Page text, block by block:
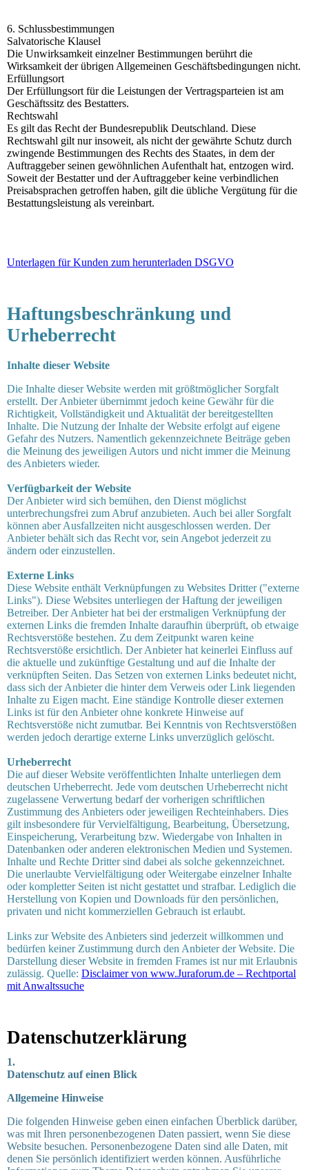
6. Schlussbestimmungen
Salvatorische Klausel
Die Unwirksamkeit einzelner Bestimmungen berührt die
Wirksamkeit der übrigen Allgemeinen Geschäftsbedingungen nicht.
Erfüllungsort
Der Erfüllungsort für die Leistungen der Vertragsparteien ist am
Geschäftssitz des Bestatters.
Rechtswahl
Es gilt das Recht der Bundesrepublik Deutschland. Diese
Rechtswahl gilt nur insoweit, als nicht der gewährte Schutz durch
zwingende Bestimmungen des Rechts des Staates, in dem der
Auftraggeber seinen gewöhnlichen Aufenthalt hat, entzogen wird.
Soweit der Bestatter und der Auftraggeber keine verbindlichen
Preisabsprachen getroffen haben, gilt die übliche Vergütung für die
Bestattungsleistung als vereinbart.
Unterlagen für Kunden zum herunterladen DSGVO
Haftungsbeschränkung und
Urheberrecht
Inhalte dieser Website
Die Inhalte dieser Website werden mit größtmöglicher Sorgfalt
erstellt. Der Anbieter übernimmt jedoch keine Gewähr für die
Richtigkeit, Vollständigkeit und Aktualität der bereitgestellten
Inhalte. Die Nutzung der Inhalte der Website erfolgt auf eigene
Gefahr des Nutzers. Namentlich gekennzeichnete Beiträge geben
die Meinung des jeweiligen Autors und nicht immer die Meinung
des Anbieters wieder.
Verfügbarkeit der Website
Der Anbieter wird sich bemühen, den Dienst möglichst
unterbrechungsfrei zum Abruf anzubieten. Auch bei aller Sorgfalt
können aber Ausfallzeiten nicht ausgeschlossen werden. Der
Anbieter behält sich das Recht vor, sein Angebot jederzeit zu
ändern oder einzustellen.
Externe Links
Diese Website enthält Verknüpfungen zu Websites Dritter ("externe
Links"). Diese Websites unterliegen der Haftung der jeweiligen
Betreiber. Der Anbieter hat bei der erstmaligen Verknüpfung der
externen Links die fremden Inhalte daraufhin überprüft, ob etwaige
Rechtsverstöße bestehen. Zu dem Zeitpunkt waren keine
Rechtsverstöße ersichtlich. Der Anbieter hat keinerlei Einfluss auf
die aktuelle und zukünftige Gestaltung und auf die Inhalte der
verknüpften Seiten. Das Setzen von externen Links bedeutet nicht,
dass sich der Anbieter die hinter dem Verweis oder Link liegenden
Inhalte zu Eigen macht. Eine ständige Kontrolle dieser externen
Links ist für den Anbieter ohne konkrete Hinweise auf
Rechtsverstöße nicht zumutbar. Bei Kenntnis von Rechtsverstößen
werden jedoch derartige externe Links unverzüglich gelöscht.
Urheberrecht
Die auf dieser Website veröffentlichten Inhalte unterliegen dem
deutschen Urheberrecht. Jede vom deutschen Urheberrecht nicht
zugelassene Verwertung bedarf der vorherigen schriftlichen
Zustimmung des Anbieters oder jeweiligen Rechteinhabers. Dies
gilt insbesondere für Vervielfältigung, Bearbeitung, Übersetzung,
Einspeicherung, Verarbeitung bzw. Wiedergabe von Inhalten in
Datenbanken oder anderen elektronischen Medien und Systemen.
Inhalte und Rechte Dritter sind dabei als solche gekennzeichnet.
Die unerlaubte Vervielfältigung oder Weitergabe einzelner Inhalte
oder kompletter Seiten ist nicht gestattet und strafbar. Lediglich die
Herstellung von Kopien und Downloads für den persönlichen,
privaten und nicht kommerziellen Gebrauch ist erlaubt.
Links zur Website des Anbieters sind jederzeit willkommen und
bedürfen keiner Zustimmung durch den Anbieter der Website. Die
Darstellung dieser Website in fremden Frames ist nur mit Erlaubnis
zulässig. Quelle: Disclaimer von www.Juraforum.de – Rechtportal
mit Anwaltssuche
Datenschutzerklärung
1.
Datenschutz auf einen Blick
Allgemeine Hinweise
Die folgenden Hinweise geben einen einfachen Überblick darüber,
was mit Ihren personenbezogenen Daten passiert, wenn Sie diese
Website besuchen. Personenbezogene Daten sind alle Daten, mit
denen Sie persönlich identifiziert werden können. Ausführliche